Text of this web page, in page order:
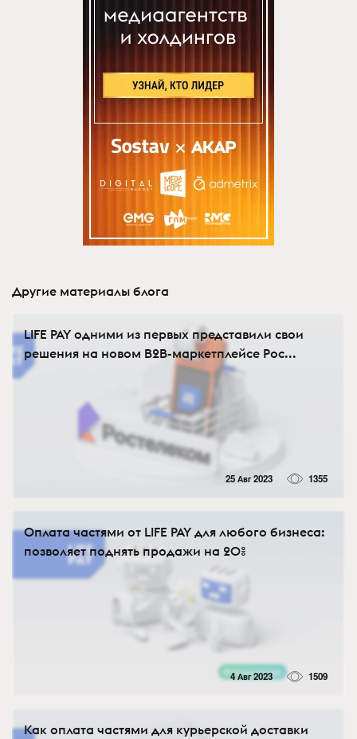
Другие материалы блога
LIFE PAY одними из первых представили свои
решения на новом B2B-маркетплейсе Рос...
25 Авг 2023 1355
Оплата частями от LIFE PAY для любого бизнеса:
позволяет поднять продажи на 20%
4 Авг 2023 1509
Как оплата частями для курьерской доставки